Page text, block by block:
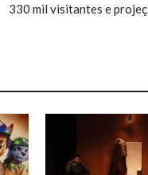
330 mil visitantes e